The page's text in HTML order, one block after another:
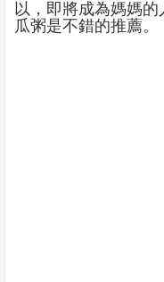
以，即將成為媽媽
瓜粥是不錯的推薦。